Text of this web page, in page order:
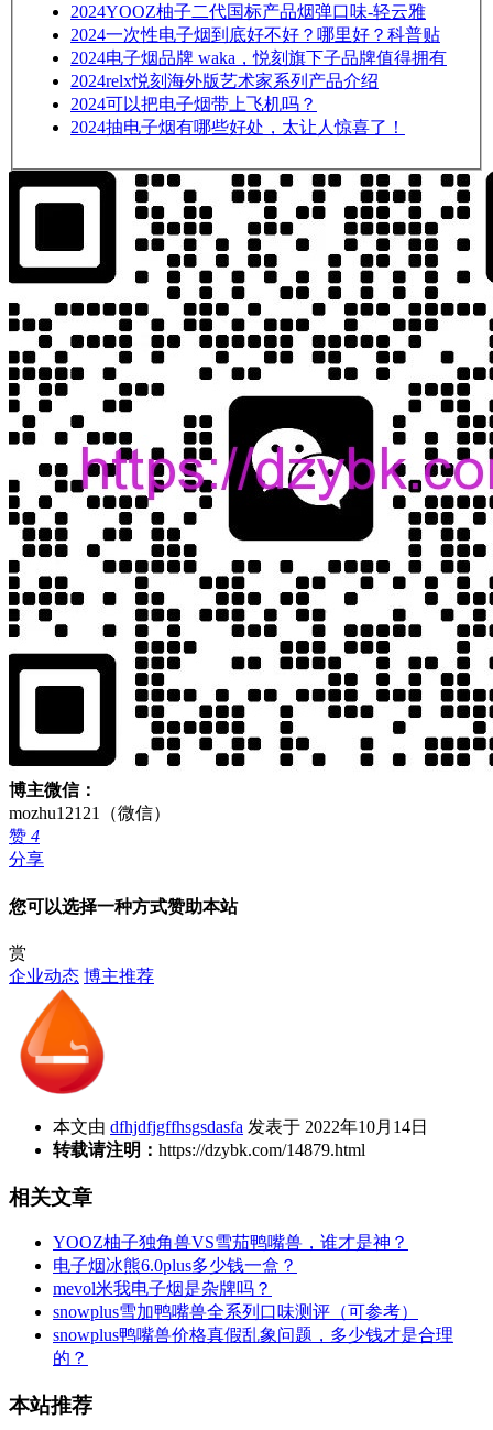
2024YOOZ柚子二代国标产品烟弹口味-轻云雅
2024一次性电子烟到底好不好？哪里好？科普贴
2024电子烟品牌 waka，悦刻旗下子品牌值得拥有
2024relx悦刻海外版艺术家系列产品介绍
2024可以把电子烟带上飞机吗？
2024抽电子烟有哪些好处，太让人惊喜了！
博主微信：
mozhu12121（微信）
赞 4
分享
您可以选择一种方式赞助本站
赏
企业动态 博主推荐
本文由 dfhjdfjgffhsgsdasfa 发表于 2022年10月14日
转载请注明： https://dzybk.com/14879.html
相关文章
YOOZ柚子独角兽VS雪茄鸭嘴兽，谁才是神？
电子烟冰熊6.0plus多少钱一盒？
mevol米我电子烟是杂牌吗？
snowplus雪加鸭嘴兽全系列口味测评（可参考）
snowplus鸭嘴兽价格真假乱象问题，多少钱才是合理
的？
本站推荐